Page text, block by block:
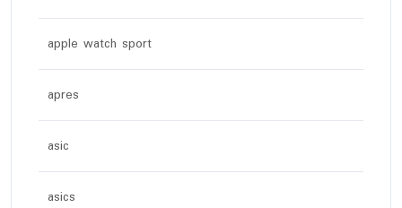
apple watch sport
apres
asic
asics